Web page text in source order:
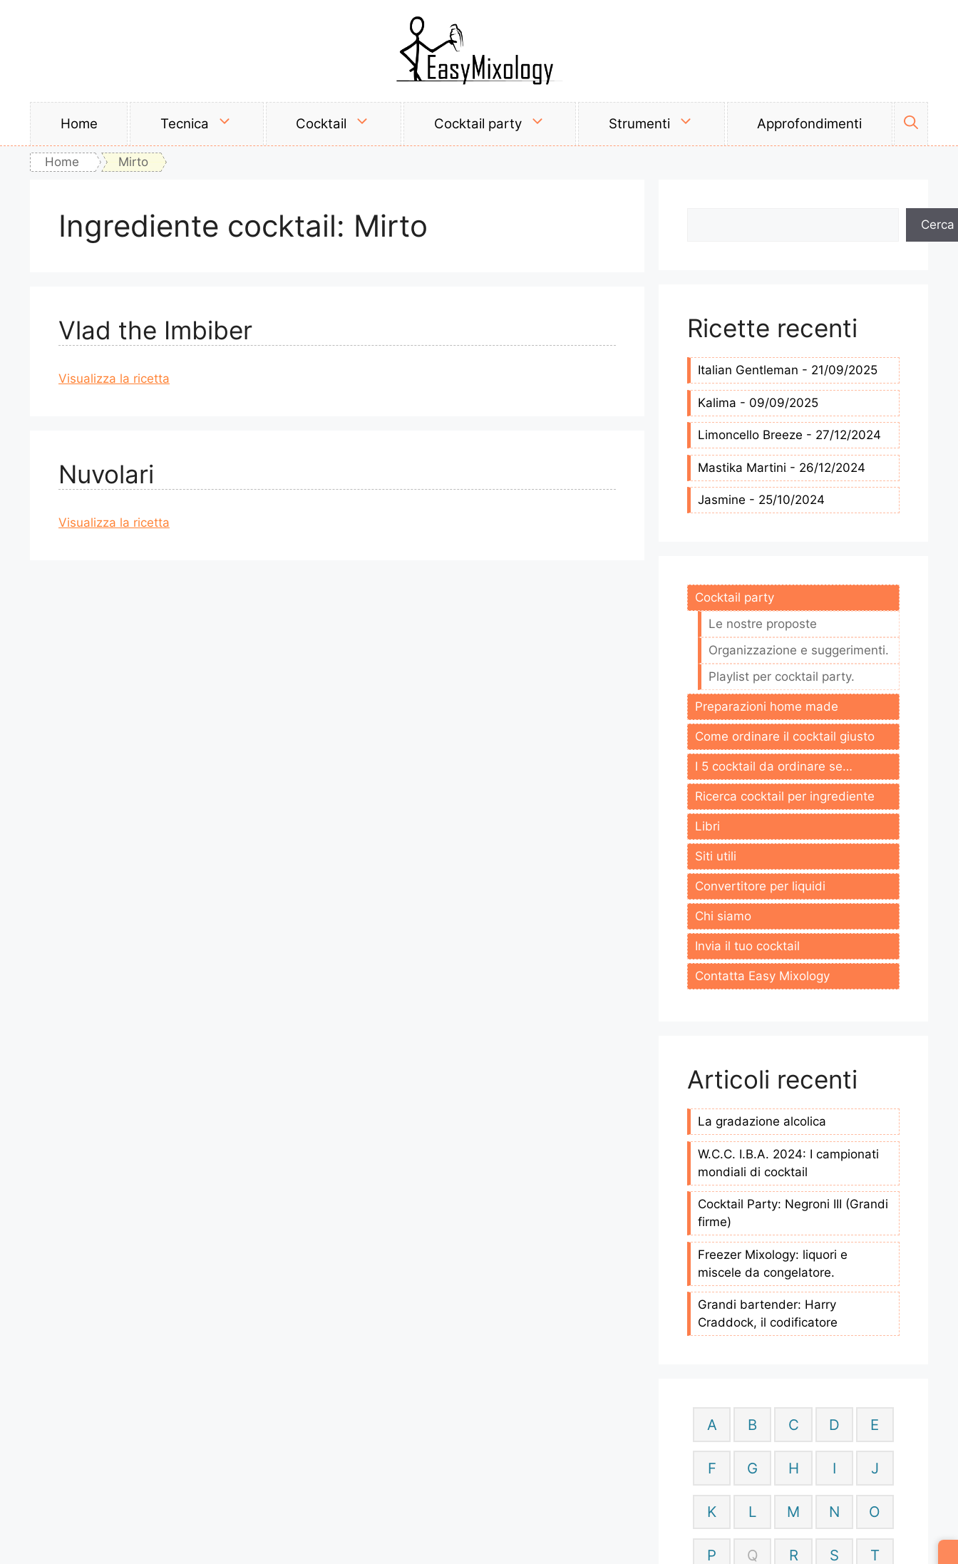
Home Tecnica Cocktail Cocktail party Strumenti Approfondimenti
Home Mirto
Ingrediente cocktail: Mirto
Vlad the Imbiber
Visualizza la ricetta
Nuvolari
Visualizza la ricetta
Cerca
Ricette recenti
Italian Gentleman - 21/09/2025
Kalima - 09/09/2025
Limoncello Breeze - 27/12/2024
Mastika Martini - 26/12/2024
Jasmine - 25/10/2024
Cocktail party
Le nostre proposte
Organizzazione e suggerimenti.
Playlist per cocktail party.
Preparazioni home made
Come ordinare il cocktail giusto
I 5 cocktail da ordinare se…
Ricerca cocktail per ingrediente
Libri
Siti utili
Convertitore per liquidi
Chi siamo
Invia il tuo cocktail
Contatta Easy Mixology
Articoli recenti
La gradazione alcolica
W.C.C. I.B.A. 2024: I campionati
mondiali di cocktail
Cocktail Party: Negroni III (Grandi
firme)
Freezer Mixology: liquori e
miscele da congelatore.
Grandi bartender: Harry
Craddock, il codificatore
A B C D E
F G H I J
K L M N O
P Q R S T